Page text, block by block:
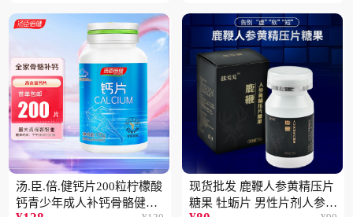
汤.臣.倍.健钙片200粒柠檬酸
钙青少年成人补钙骨骼健康
现货批发 鹿鞭人参黄精压片
糖果 牡蛎片 男性片剂人参黄